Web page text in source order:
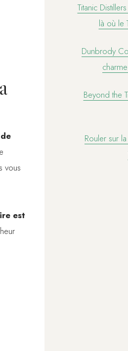
vous
est
Titanic
là où le
Dunbrody
Beyond the
Rouler sur